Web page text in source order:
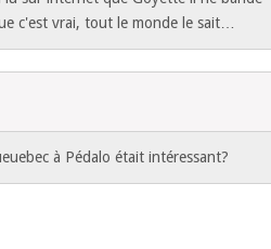
c'est vrai, tout le monde le sait…
à Pédalo était intéressant?